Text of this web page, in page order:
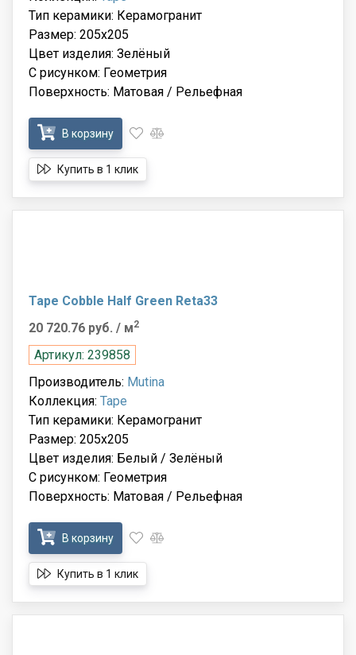
Тип керамики: Керамогранит
Размер: 205x205
Цвет изделия: Зелёный
С рисунком: Геометрия
Поверхность: Матовая / Рельефная
В корзину
Купить в 1 клик
Tape Cobble Half Green Reta33
20 720.76 руб. / м2
Артикул: 239858
Производитель: Mutina
Коллекция: Tape
Тип керамики: Керамогранит
Размер: 205x205
Цвет изделия: Белый / Зелёный
С рисунком: Геометрия
Поверхность: Матовая / Рельефная
В корзину
Купить в 1 клик